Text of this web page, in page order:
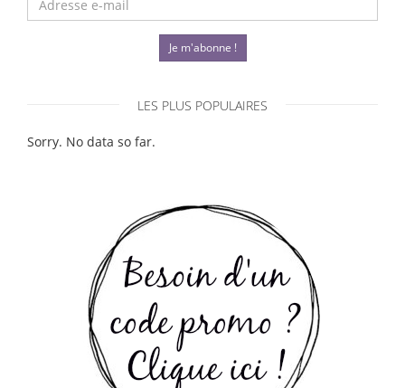
Je m'abonne !
LES PLUS POPULAIRES
Sorry. No data so far.